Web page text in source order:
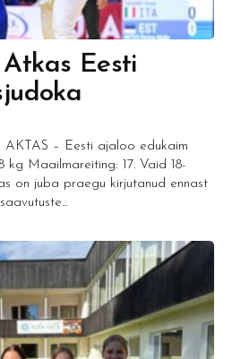
Eesti
– Eesti ajaloo edukaim
kg Maailmareiting: 17. Vaid 18-
on juba praegu kirjutanud ennast